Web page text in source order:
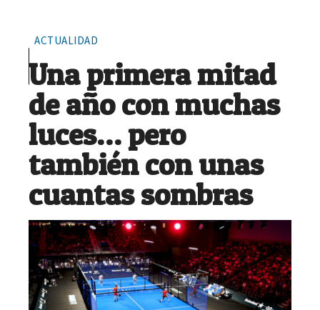
ACTUALIDAD
Una primera mitad
de año con muchas
luces… pero
también con unas
cuantas sombras